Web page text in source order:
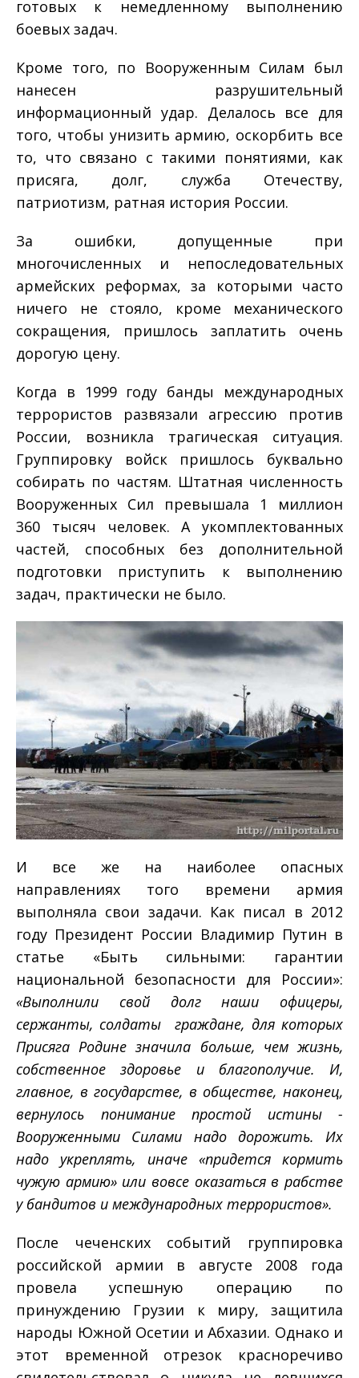
готовых к немедленному выполнению
боевых задач.
Кроме того, по Вооруженным Силам был
нанесен разрушительный
информационный удар. Делалось все для
того, чтобы унизить армию, оскорбить все
то, что связано с такими понятиями, как
присяга, долг, служба Отечеству,
патриотизм, ратная история России.
За ошибки, допущенные при
многочисленных и непоследовательных
армейских реформах, за которыми часто
ничего не стояло, кроме механического
сокращения, пришлось заплатить очень
дорогую цену.
Когда в 1999 году банды международных
террористов развязали агрессию против
России, возникла трагическая ситуация.
Группировку войск пришлось буквально
собирать по частям. Штатная численность
Вооруженных Сил превышала 1 миллион
360 тысяч человек. А укомплектованных
частей, способных без дополнительной
подготовки приступить к выполнению
задач, практически не было.
И все же на наиболее опасных
направлениях того времени армия
выполняла свои задачи. Как писал в 2012
году Президент России Владимир Путин в
статье «Быть сильными: гарантии
национальной безопасности для России»:
«Выполнили свой долг наши офицеры,
сержанты, солдаты ­ граждане, для которых
Присяга Родине значила больше, чем жизнь,
собственное здоровье и благополучие. И,
главное, в государстве, в обществе, наконец,
вернулось понимание простой истины ­
Вооруженными Силами надо дорожить. Их
надо укреплять, иначе «придется кормить
чужую армию» или вовсе оказаться в рабстве
у бандитов и международных террористов».
После чеченских событий группировка
российской армии в августе 2008 года
провела успешную операцию по
принуждению Грузии к миру, защитила
народы Южной Осетии и Абхазии. Однако и
этот временной отрезок красноречиво